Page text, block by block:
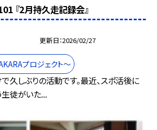
『2月持久走記録会』
更新日 2026/02/27
プロジェクト～
久しぶりの活動です。最近、スポ活後に
徒がいた...